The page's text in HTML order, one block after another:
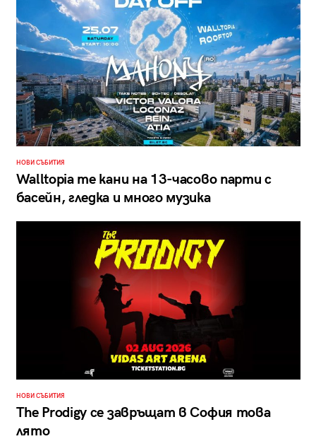
НОВИ СЪБИТИЯ
Walltopia те кани на 13-часово парти с
басейн, гледка и много музика
НОВИ СЪБИТИЯ
The Prodigy се завръщат в София това
лято